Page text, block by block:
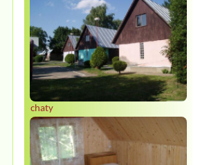
dospelí a 2 deti, pes, 2 auta, 1 prives
chaty